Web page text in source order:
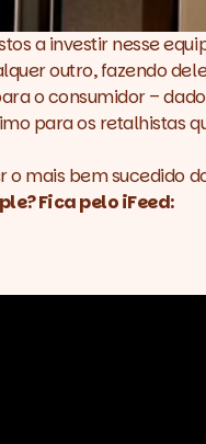
a investir nesse
outro, fazendo
o consumidor –
para os
o mais bem
Fica pelo iFeed: